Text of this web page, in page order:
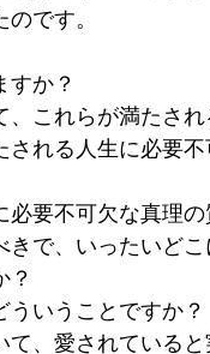
です。
すか？
これらが満たさ
れる人生に必要不
要不可欠な真理の
で、いったいど
？
いうことですか？
、愛されている